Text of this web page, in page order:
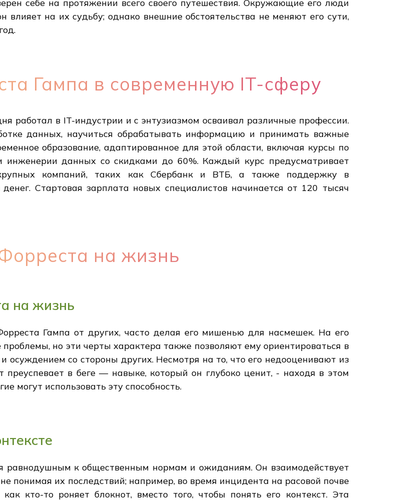
себе на протяжении всего своего путешествия. Окружающие его люди
влияет на их судьбу; однако внешние обстоятельства не меняют его сути,
Гампа в современную IT-сферу
работал в IT-индустрии и с энтузиазмом осваивал различные профессии.
данных, научиться обрабатывать информацию и принимать важные
образование, адаптированное для этой области, включая курсы по
данных со скидками до 60%. Каждый курс предусматривает
крупных компаний, таких как Сбербанк и ВТБ, а также поддержку в
Стартовая зарплата новых специалистов начинается от 120 тысяч
на жизнь
на жизнь
Гампа от других, часто делая его мишенью для насмешек. На его
но эти черты характера также позволяют ему ориентироваться в
осуждением со стороны других. Несмотря на то, что его недооценивают из
в беге — навыке, который он глубоко ценит, - находя в этом
могут использовать эту способность.
равнодушным к общественным нормам и ожиданиям. Он взаимодействует
понимая их последствий; например, во время инцидента на расовой почве
кто-то роняет блокнот, вместо того, чтобы понять его контекст. Эта